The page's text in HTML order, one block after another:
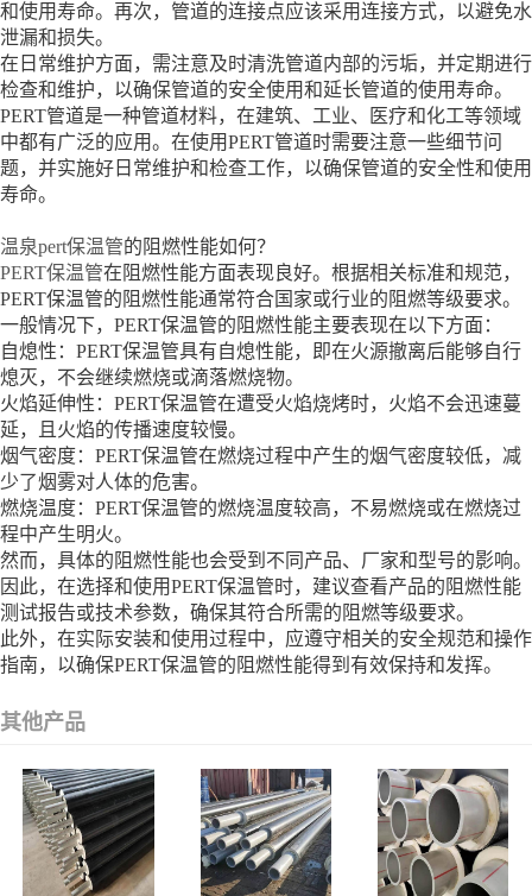
和使用寿命。再次，管道的连接点应该采用连接方式，以避免水
泄漏和损失。
在日常维护方面，需注意及时清洗管道内部的污垢，并定期进行
检查和维护，以确保管道的安全使用和延长管道的使用寿命。
PERT管道是一种管道材料，在建筑、工业、医疗和化工等领域
中都有广泛的应用。在使用PERT管道时需要注意一些细节问
题，并实施好日常维护和检查工作，以确保管道的安全性和使用
寿命。
温泉pert保温管的阻燃性能如何？
PERT保温管在阻燃性能方面表现良好。根据相关标准和规范，
PERT保温管的阻燃性能通常符合国家或行业的阻燃等级要求。
一般情况下，PERT保温管的阻燃性能主要表现在以下方面：
自熄性：PERT保温管具有自熄性能，即在火源撤离后能够自行
熄灭，不会继续燃烧或滴落燃烧物。
火焰延伸性：PERT保温管在遭受火焰烧烤时，火焰不会迅速蔓
延，且火焰的传播速度较慢。
烟气密度：PERT保温管在燃烧过程中产生的烟气密度较低，减
少了烟雾对人体的危害。
燃烧温度：PERT保温管的燃烧温度较高，不易燃烧或在燃烧过
程中产生明火。
然而，具体的阻燃性能也会受到不同产品、厂家和型号的影响。
因此，在选择和使用PERT保温管时，建议查看产品的阻燃性能
测试报告或技术参数，确保其符合所需的阻燃等级要求。
此外，在实际安装和使用过程中，应遵守相关的安全规范和操作
指南，以确保PERT保温管的阻燃性能得到有效保持和发挥。
其他产品